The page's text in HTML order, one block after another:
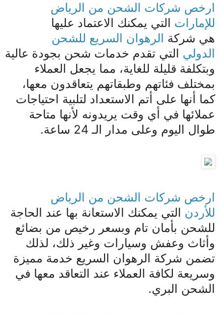
ارخص شركات الشحن من الرياض
للإمارات التي يمكنك الاعتماد عليها
هي شركة الرهوان السريع للشحن
الدولي التي تقدم خدمات شحن بجودة عالية
وبتكلفة قليلة للغاية، مما يجعل العملاء
بمختلف فئاتهم وطبقاتهم يتعاقدون معها،
كما أنها على أتم الاستعداد لتلبية احتياجات
عملائها في أي وقت يريدونه لأنها متاحة
طوال اليوم وعلى مدار الـ 24 ساعة.
ارخص شركات الشحن من الرياض
للأردن التي يمكنك الاستعانة بها عند الحاجة
للشحن بأمان تام وبسعر رخيص من بضائع
وأثاث وعفش وسيارات وغير ذلك، لذلك
تضمن شركة الرهوان السريع خدمة مميزة
وسريعة لكافة العملاء عند التعاقد معها في
الشحن البري.